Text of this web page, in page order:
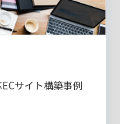
サイト構築事例